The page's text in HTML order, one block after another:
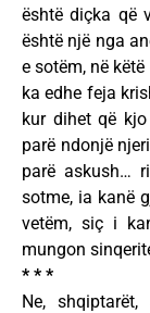
është diçka që
është një nga
e sotëm, në
ka edhe feja
kur dihet që
parë ndonjë
parë askush…
sotme, ia kanë
vetëm, siç i
mungon
* * *
Ne,